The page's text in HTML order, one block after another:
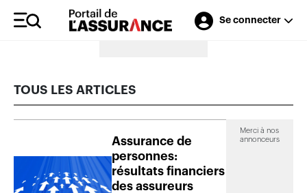
Se connecter
Merci à nos annonceurs
TOUS LES ARTICLES
Assurance de
personnes:
résultats financiers
des assureurs
Merci à nos
annonceurs